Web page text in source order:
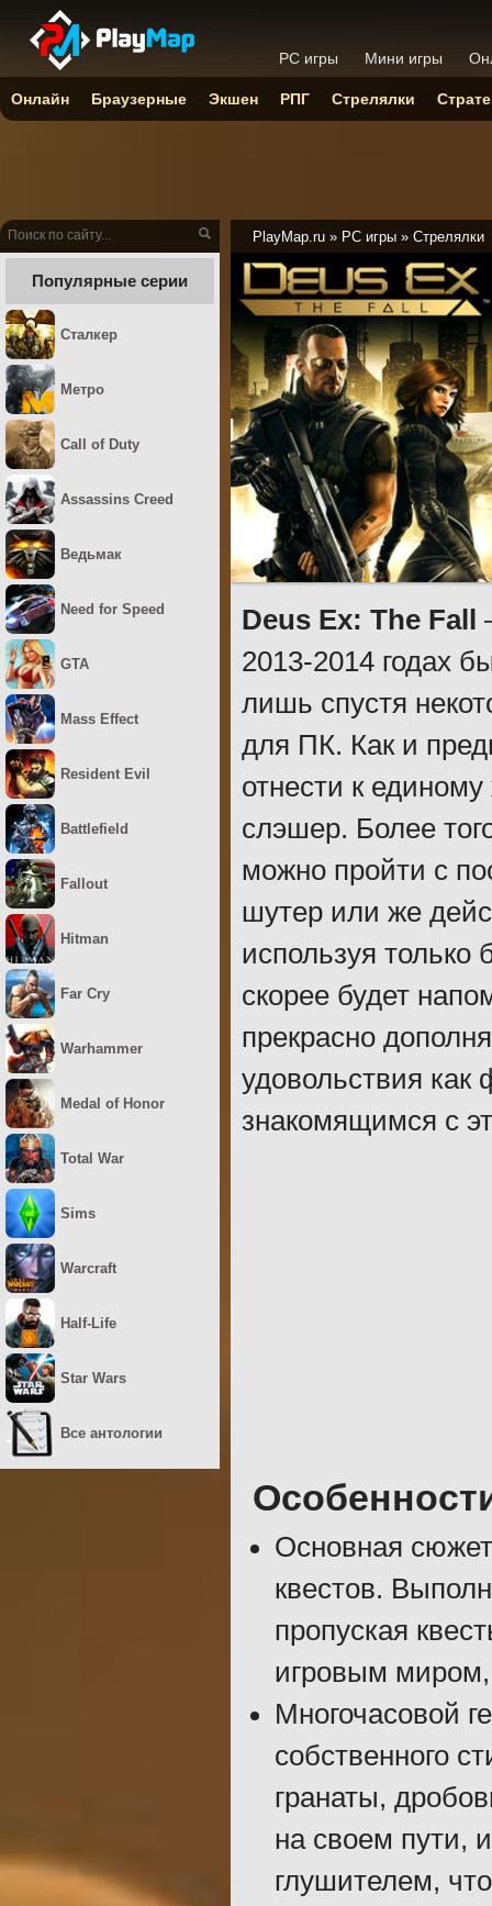
PlayMap.ru » PC игры » Стрелялки
Deus Ex: The Fall
2013-2014 годах
лишь спустя
для ПК. Как и
отнести к
слэшер. Более
можно пройти с
шутер или же
используя
скорее будет
прекрасно
удовольствия как
знакомящимся с
Основная
квестов.
пропуская
игровым миром,
Многочасовой
собственного
гранаты,
на своем пути,
глушителем,
Популярные серии
Сталкер
Метро
Call of Duty
Assassins Creed
Ведьмак
Need for Speed
GTA
Mass Effect
Resident Evil
Battlefield
Fallout
Hitman
Far Cry
Warhammer
Medal of Honor
Total War
Sims
Warcraft
Half-Life
Star Wars
Все антологии
PC игры Мини игры
Онлайн Браузерные Экшен РПГ Стрелялки